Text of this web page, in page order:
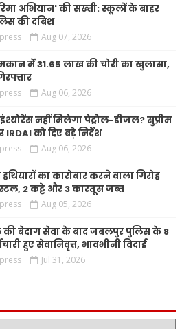
अभियान' की सख्ती: स्कूलों के बाहर
की दबिश
Aug 07, 2026
में 31.65 लाख की चोरी का खुलासा,
Aug 06, 2026
इंश्योरेंस नहीं मिलेगा पेट्रोल-डीजल? सुप्रीम
IRDAI को दिए बड़े निर्देश
Aug 06, 2026
का कारोबार करने वाला गिरोह
2 कट्टे और 3 कारतूस जब्त
Aug 05, 2026
बेदाग सेवा के बाद जबलपुर पुलिस के 8
हुए सेवानिवृत्त, भावभीनी विदाई
Jul 31, 2026